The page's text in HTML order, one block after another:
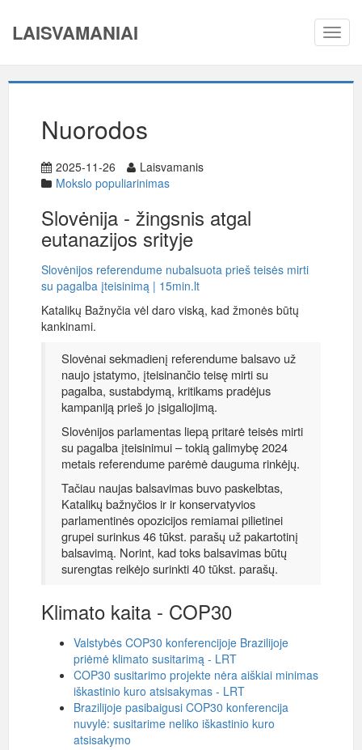
LAISVAMANIAI
Nuorodos
2025-11-26
Laisvamanis
Mokslo populiarinimas
Slovėnija - žingsnis atgal
eutanazijos srityje
Slovėnijos referendume nubalsuota prieš teisės mirti
su pagalba įteisinimą | 15min.lt
Katalikų Bažnyčia vėl daro viską, kad žmonės būtų
kankinami.
Slovėnai sekmadienį referendume balsavo už
naujo įstatymo, įteisinančio teisę mirti su
pagalba, sustabdymą, kritikams pradėjus
kampaniją prieš jo įsigaliojimą.
Slovėnijos parlamentas liepą pritarė teisės mirti
su pagalba įteisinimui – tokią galimybę 2024
metais referendume parėmė dauguma rinkėjų.
Tačiau naujas balsavimas buvo paskelbtas,
Katalikų bažnyčios ir ir konservatyvios
parlamentinės opozicijos remiamai pilietinei
grupei surinkus 46 tūkst. parašų už pakartotinį
balsavimą. Norint, kad toks balsavimas būtų
surengtas reikėjo surinkti 40 tūkst. parašų.
Klimato kaita - COP30
Valstybės COP30 konferencijoje Brazilijoje
priėmė klimato susitarimą - LRT
COP30 susitarimo projekte nėra aiškiai minimas
iškastinio kuro atsisakymas - LRT
Brazilijoje pasibaigusi COP30 konferencija
nuvylė: susitarime neliko iškastinio kuro
atsisakymo